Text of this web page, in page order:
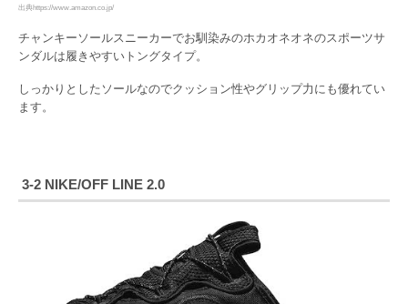
出典https://www.amazon.co.jp/
チャンキーソールスニーカーでお馴染みのホカオネオネのスポーツサ
ンダルは履きやすいトングタイプ。
しっかりとしたソールなのでクッション性やグリップ力にも優れてい
ます。
3-2 NIKE/OFF LINE 2.0